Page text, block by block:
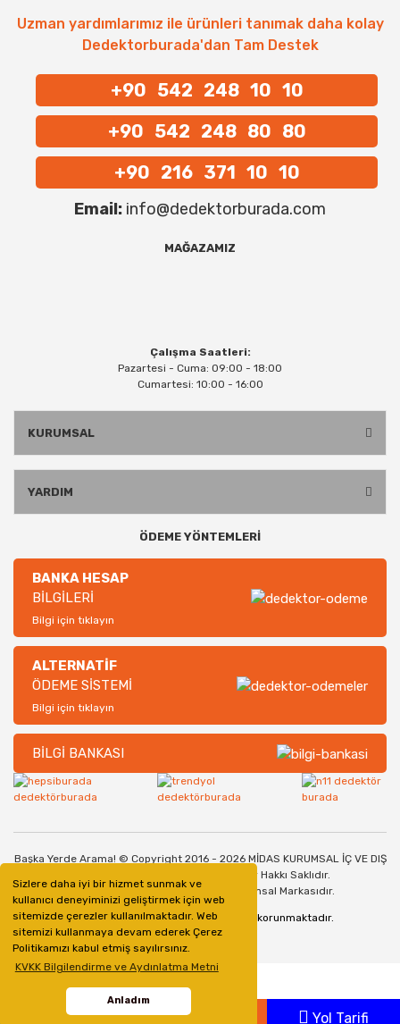
Sizlere daha iyi bir hizmet sunmak ve
kullanıcı deneyiminizi geliştirmek için web
sitemizde çerezler kullanılmaktadır. Web
sitemizi kullanmaya devam ederek Çerez
Politikamızı kabul etmiş sayılırsınız.
KVKK Bilgilendirme ve Aydınlatma Metni
Anladım
Uzman yardımlarımız ile ürünleri tanımak daha kolay
Dedektorburada'dan Tam Destek
+90 542 248 10 10
+90 542 248 80 80
+90 216 371 10 10
Email: info@dedektorburada.com
MAĞAZAMIZ
Çalışma Saatleri:
Pazartesi - Cuma: 09:00 - 18:00
Cumartesi: 10:00 - 16:00
KURUMSAL
YARDIM
ÖDEME YÖNTEMLERİ
BANKA HESAP
BİLGİLERİ
Bilgi için tıklayın
ALTERNATİF
ÖDEME SİSTEMİ
Bilgi için tıklayın
BİLGİ BANKASI
Başka Yerde Arama! © Copyright 2016 - 2026 MİDAS KURUMSAL İÇ VE DIŞ
TİCARET SANAYİ LİMİTED ŞİRKETİ. Her Hakkı Saklıdır.
Dedektorburada.com, bir Midas Kurumsal Markasıdır.
128bit SSL Güvenlik Sertifikası ile korunmaktadır.
Whatsapp Yol Tarifi